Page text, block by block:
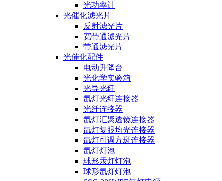
光功率计
光催化滤光片
反射滤光片
宽带通滤光片
带通滤光片
光催化配件
电动升降台
光化学实验箱
光导光纤
氙灯光纤连接器
光纤连接器
氙灯汇聚透镜连接器
氙灯复眼均光连接器
氙灯可调方斑连接器
氙灯灯泡
球形汞灯灯泡
球形氙灯灯泡